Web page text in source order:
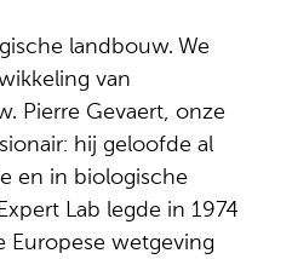
landbouw. We
van
Pierre Gevaert, onze
hij geloofde al
en in biologische
Lab legde in 1974
Europese wetgeving